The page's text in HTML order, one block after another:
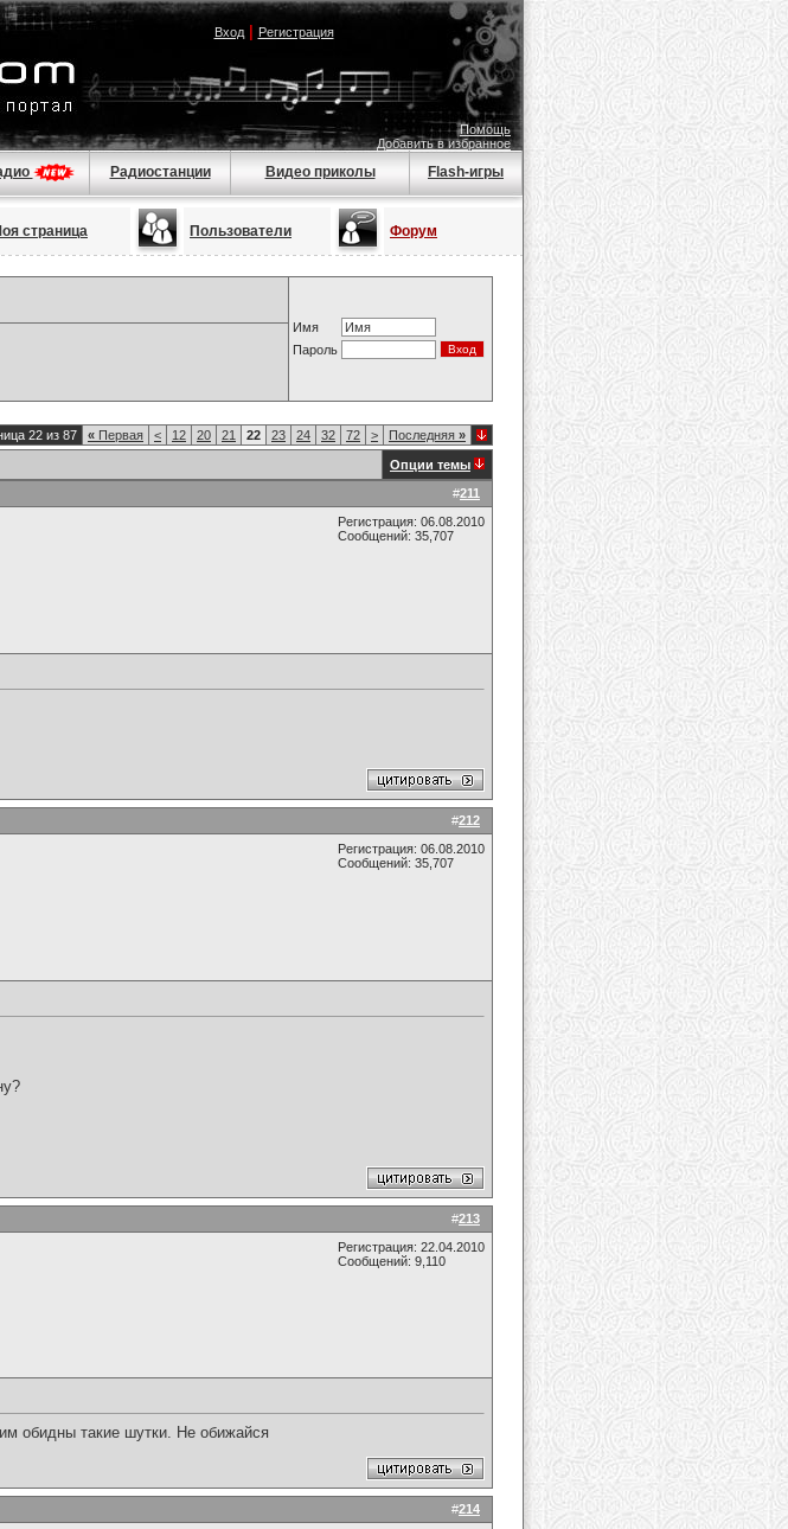
Вход| Регистрация
Помощь
Добавить в избранное
Радиостанции Видео приколы Flash-игры
страница Пользователи Форум
Имя
Пароль
22 из 87 « Первая < 12 20 21 22 23 24 32 72 > Последняя »
Опции темы
#211
Регистрация: 06.08.2010
Сообщений: 35,707
#212
Регистрация: 06.08.2010
Сообщений: 35,707
#213
Регистрация: 22.04.2010
Сообщений: 9,110
обидны такие шутки. Не обижайся
#214